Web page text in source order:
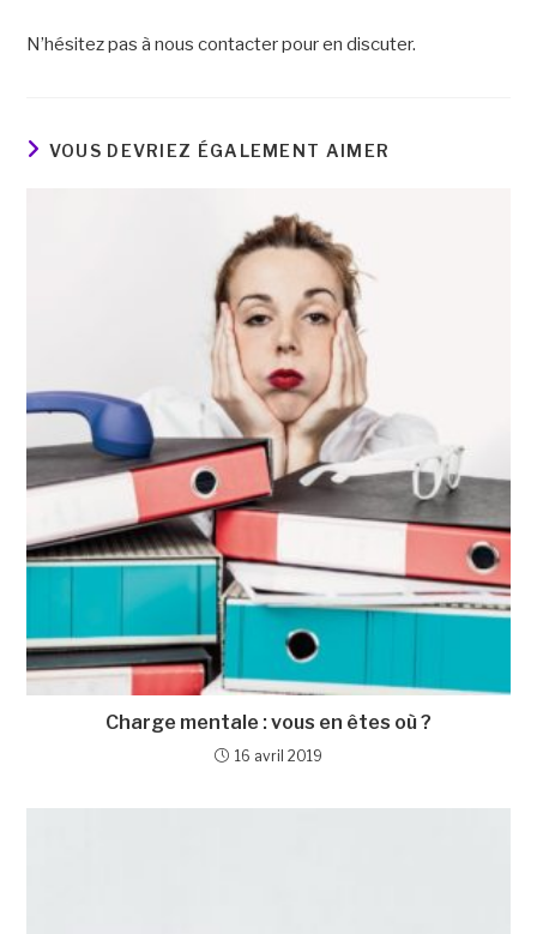
N’hésitez pas à nous contacter pour en discuter.
VOUS DEVRIEZ ÉGALEMENT AIMER
Charge mentale : vous en êtes où ?
16 avril 2019